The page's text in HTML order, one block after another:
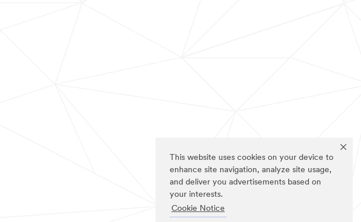
This website uses cookies on your device to
enhance site navigation, analyze site usage,
and deliver you advertisements based on
your interests.
Cookie Notice